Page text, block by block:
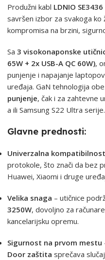
Produžni kabl LDNIO
savršen izbor za svakoga
kompromisa na brzini,
Sa 3 visokonaponske
65W + 2x USB-A QC 60W),
punjenje i napajanje
uređaja. GaN tehnologija
punjenje, čak i za zahtevne
a ili Samsung S22 Ultra serije.
Glavne prednosti:
Univerzalna kompatibilnost
protokole, što znači da bez
Huawei, Xiaomi i druge
Velika snaga – utičnice
3250W, dovoljno za
kancelarijsku opremu.
Sigurnost na prvom mestu
Door zaštita sprečava